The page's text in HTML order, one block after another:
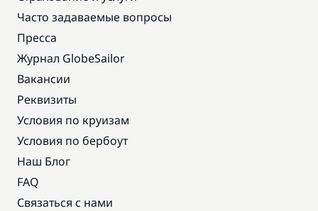
Часто задаваемые вопросы
Пресса
Журнал GlobeSailor
Вакансии
Реквизиты
Условия по круизам
Условия по бербоут
Наш Блог
FAQ
Связаться с нами